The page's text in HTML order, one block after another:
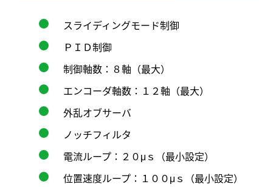
スライディングモード制御
ＰＩＤ制御
制御軸数：８軸（最大）
エンコーダ軸数：１２軸（最大）
外乱オブサーバ
ノッチフィルタ
電流ループ：２０μｓ（最小設定）
位置速度ループ：１００μｓ（最小設定）